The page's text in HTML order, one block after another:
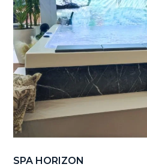
SPA HORIZON